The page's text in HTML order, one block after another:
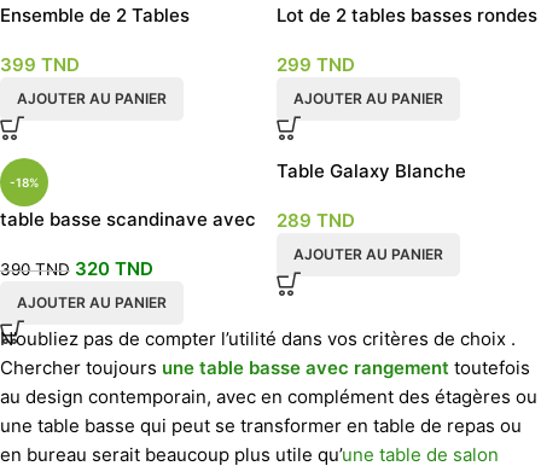
Ensemble de 2 Tables
399 TND
AJOUTER AU PANIER
Lot de 2 tables basses rondes
MDF beige et pieds en métal
noir
299 TND
AJOUTER AU PANIER
-18%
table basse scandinave avec
390TND 320 TND
AJOUTER AU PANIER
Table Galaxy Blanche
289 TND
AJOUTER AU PANIER
N’oubliez pas de compter l’utilité dans vos critères de choix .
Chercher toujours une table basse avec rangement toutefois
au design contemporain, avec en complément des étagères ou
une table basse qui peut se transformer en table de repas ou
en bureau serait beaucoup plus utile qu’une table de salon